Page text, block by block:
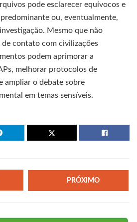
pode esclarecer equívocos e
ou, eventualmente,
Mesmo que não
contato com civilizações
podem aprimorar a
melhorar protocolos de
ampliar o debate sobre
em temas sensíveis.
PRÓXIMO